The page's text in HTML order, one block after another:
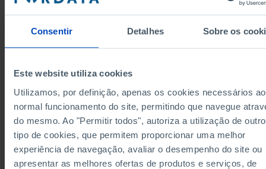
Consentir Detalhes Sobre os
Este website utiliza cookies
Utilizamos, por definição, apenas os cookies necessários ao
normal funcionamento do site, permitindo que navegue
do mesmo. Ao "Permitir todos", autoriza a utilização de outro
tipo de cookies, que permitem proporcionar uma melhor
experiência de navegação, avaliar o desempenho do site ou
apresentar as melhores ofertas de produtos e serviços, de
x
Região Autónoma da Madeira
Região Autónoma da Madeira
12
Data according to the 2024 version of the
Nomenclature of Territorial Units for Statistical
Purposes (NUTS). For data from the 2013 Version
NUTS II and III, updated to January 2024, see the
Excel archive file available here.
Sources/Entities: DGEEC/MECI, PORDATA
Last updated: 2026-01-06